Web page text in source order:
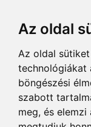
Az oldal
Az oldal
technológiákat
böngészési
szabott
meg, és